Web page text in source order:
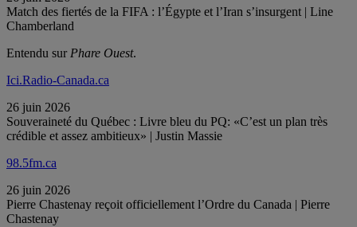
Match des fiertés de la FIFA : l’Égypte et l’Iran s’insurgent | Line
Chamberland
Entendu sur Phare Ouest.
Ici.Radio-Canada.ca
26 juin 2026
Souveraineté du Québec : Livre bleu du PQ: «C’est un plan très
crédible et assez ambitieux» | Justin Massie
98.5fm.ca
26 juin 2026
Pierre Chastenay reçoit officiellement l’Ordre du Canada | Pierre
Chastenay